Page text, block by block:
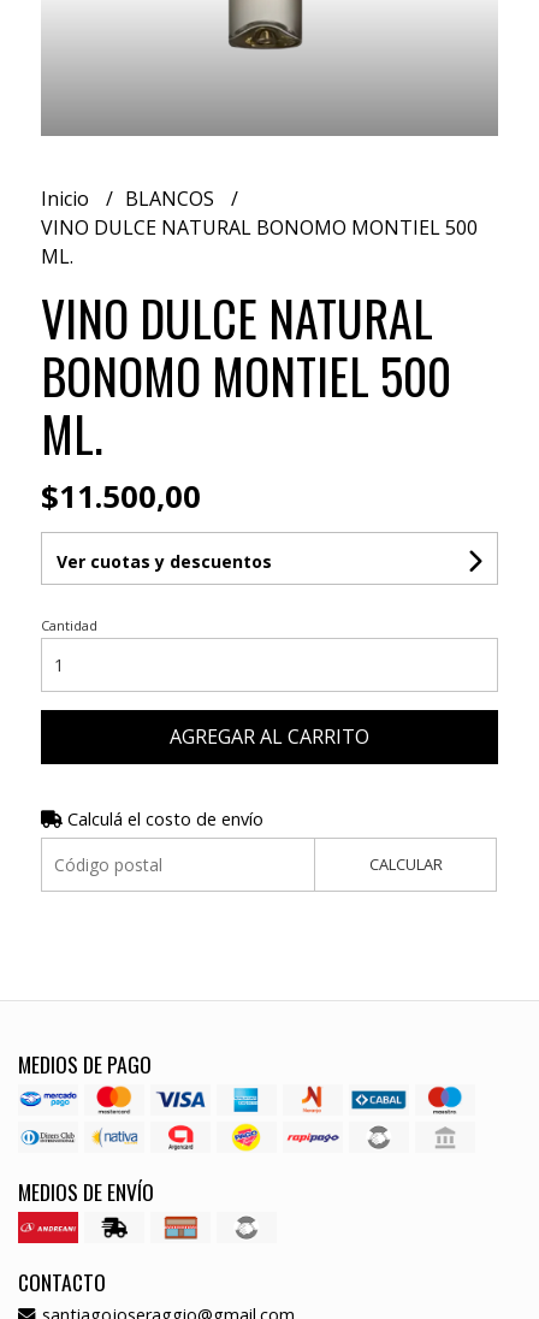
Inicio
BLANCOS
VINO DULCE NATURAL BONOMO MONTIEL 500
ML.
VINO DULCE NATURAL
BONOMO MONTIEL 500
ML.
$11.500,00
Ver cuotas y descuentos
Cantidad
AGREGAR AL CARRITO
Calculá el costo de envío
CALCULAR
MEDIOS DE PAGO
MEDIOS DE ENVÍO
CONTACTO